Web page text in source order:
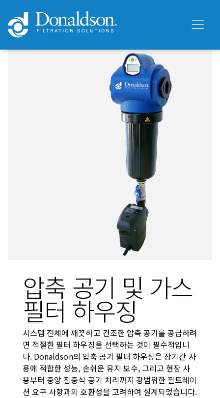
압축 공기 및 가스
필터 하우징
시스템 전체에 깨끗하고 건조한 압축 공기를 공급하려
면 적절한 필터 하우징을 선택하는 것이 필수적입니
다. Donaldson의 압축 공기 필터 하우징은 장기간 사
용에 적합한 성능, 손쉬운 유지 보수, 그리고 현장 사
용부터 중앙 집중식 공기 처리까지 광범위한 필트레이
션 요구 사항과의 호환성을 고려하여 설계되었습니다.